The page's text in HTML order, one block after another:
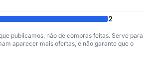
2
publicamos, não de compras feitas. Serve para
aparecer mais ofertas, e não garante que o